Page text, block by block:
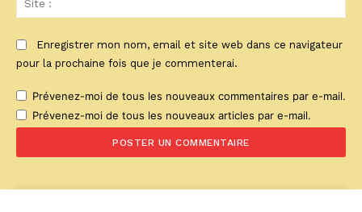
:
Enregistrer mon nom, email et site web dans ce navigateur
pour la prochaine fois que je commenterai.
Prévenez-moi de tous les nouveaux commentaires par e-mail.
Prévenez-moi de tous les nouveaux articles par e-mail.